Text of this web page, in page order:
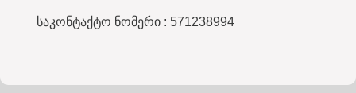
საკონტაქტო ნომერი : 571238994